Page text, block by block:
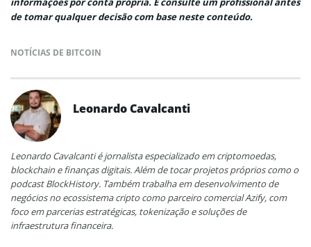
de tomar qualquer decisão com base neste conteúdo.
NOTÍCIAS DE BITCOIN
Leonardo Cavalcanti
Leonardo Cavalcanti é jornalista especializado em criptomoedas,
blockchain e finanças digitais. Além de tocar projetos próprios como o
podcast BlockHistory. Também trabalha em desenvolvimento de
negócios no ecossistema cripto como parceiro comercial Azify, com
foco em parcerias estratégicas, tokenização e soluções de
infraestrutura financeira.